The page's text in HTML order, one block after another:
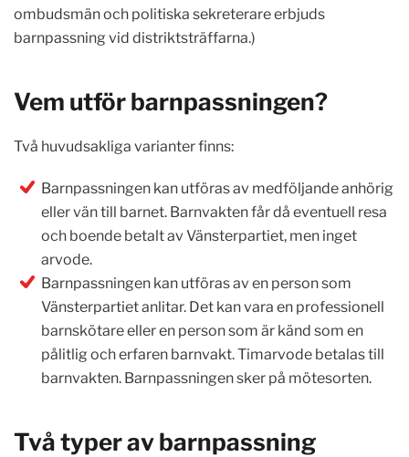
ombudsmän och politiska sekreterare erbjuds
barnpassning vid distriktsträffarna.)
Vem utför barnpassningen?
Två huvudsakliga varianter finns:
Barnpassningen kan utföras av medföljande anhörig
eller vän till barnet. Barnvakten får då eventuell resa
och boende betalt av Vänsterpartiet, men inget
arvode.
Barnpassningen kan utföras av en person som
Vänsterpartiet anlitar. Det kan vara en professionell
barnskötare eller en person som är känd som en
pålitlig och erfaren barnvakt. Timarvode betalas till
barnvakten. Barnpassningen sker på mötesorten.
Två typer av barnpassning